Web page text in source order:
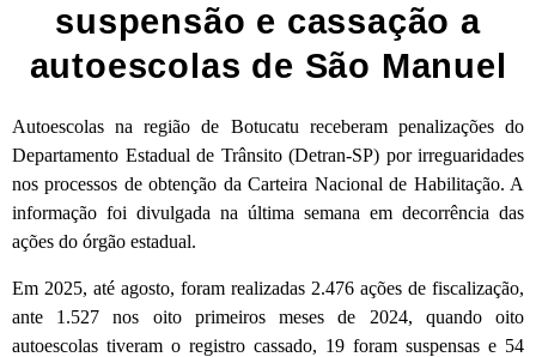
suspensão e cassação a
autoescolas de São Manuel
Autoescolas na região de Botucatu receberam penalizações do
Departamento Estadual de Trânsito (Detran-SP) por irreguaridades
nos processos de obtenção da Carteira Nacional de Habilitação. A
informação foi divulgada na última semana em decorrência das
ações do órgão estadual.
Em 2025, até agosto, foram realizadas 2.476 ações de fiscalização,
ante 1.527 nos oito primeiros meses de 2024, quando oito
autoescolas tiveram o registro cassado, 19 foram suspensas e 54